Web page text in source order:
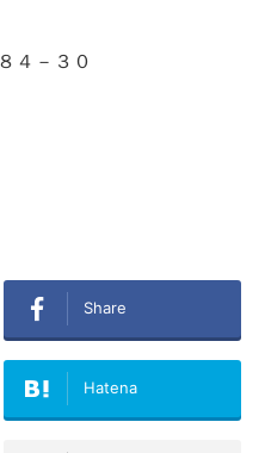
４－３０
Share
Hatena